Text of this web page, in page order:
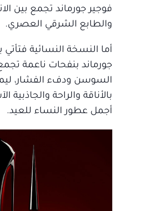
فوجير جورماند تجمع بين
والطابع الشرقي العصري.
أما النسخة النسائية
جورماند بنفحات ناعمة
السوسن ودفء الفشار،
بالأناقة والراحة والجاذبية
أجمل عطور النساء للعيد.